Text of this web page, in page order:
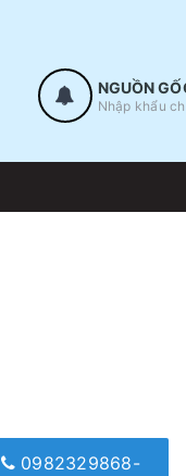
NGUỒN
Nhập khẩu
0982329868-